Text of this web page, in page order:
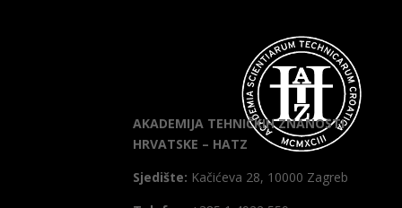
AKADEMIJA TEHNIČKIH ZNANOSTI
HRVATSKE – HATZ
Sjedište: Kačićeva 28, 10000 Zagreb